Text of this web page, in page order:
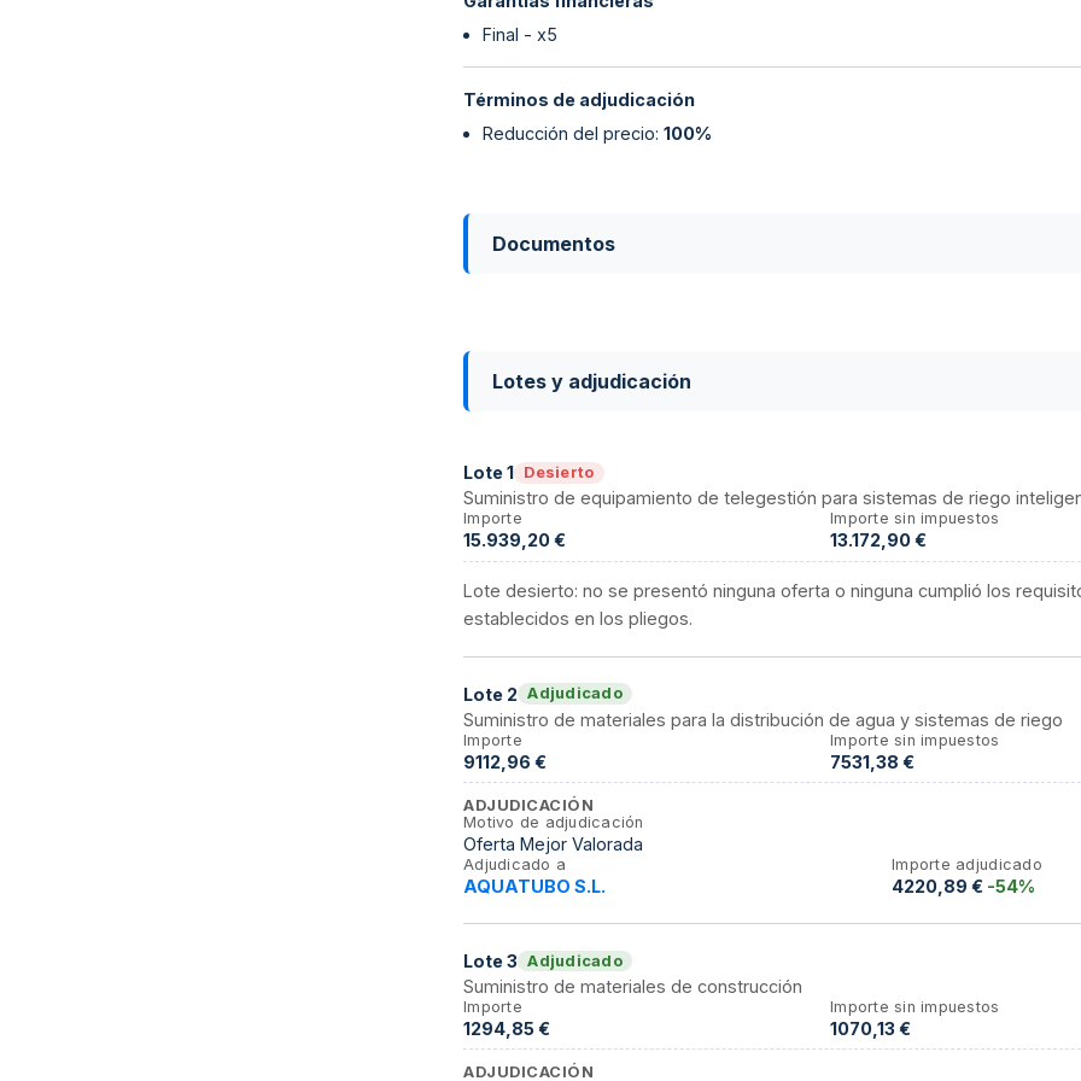
Final - x5
Términos de adjudicación
Reducción del precio: 100%
Documentos
Lotes y adjudicación
Lote1 Desierto
Suministro de equipamiento de telegestión para sistemas de riego
Importe
15.939,20 €
Importe sin impuestos
13.172,90 €
Lote desierto: no se presentó ninguna oferta o ninguna cumplió los
establecidos en los pliegos.
Lote 2 Adjudicado
Suministro de materiales para la distribución de agua y sistemas de riego
Importe
9112,96 €
Importe sin impuestos
7531,38 €
ADJUDICACIÓN
Motivo de adjudicación
Oferta Mejor Valorada
Adjudicado a
AQUATUBO S.L.
Importe adjudicado
4220,89 € -54%
Lote3 Adjudicado
Suministro de materiales de construcción
Importe
1294,85 €
Importe sin impuestos
1070,13 €
ADJUDICACIÓN